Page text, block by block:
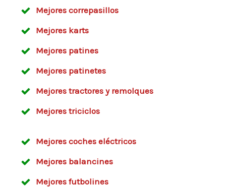
Mejores correpasillos
Mejores karts
Mejores patines
Mejores patinetes
Mejores tractores y remolques
Mejores triciclos
Mejores coches eléctricos
Mejores balancines
Mejores futbolines